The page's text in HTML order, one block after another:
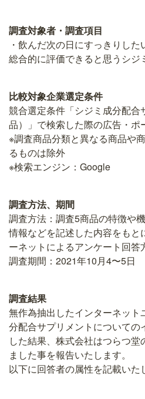
調査対象者・調査項目
・飲んだ次の日にすっきりし
総合的に評価できると思うシジ
比較対象企業選定条件
競合選定条件「シジミ成分配合
品）」で検索した際の広告・ポ
※調査商品分類と異なる商品や
るものは除外
※検索エンジン：Google
調査方法、期間
調査方法：調査5商品の特徴や
情報などを記述した内容をもと
ーネットによるアンケート回答
調査期間：2021年10月4〜5日
調査結果
無作為抽出したインターネッ
分配合サプリメントについて
した結果、株式会社はつらつ堂
ました事を報告いたします。
以下に回答者の属性を記載いた